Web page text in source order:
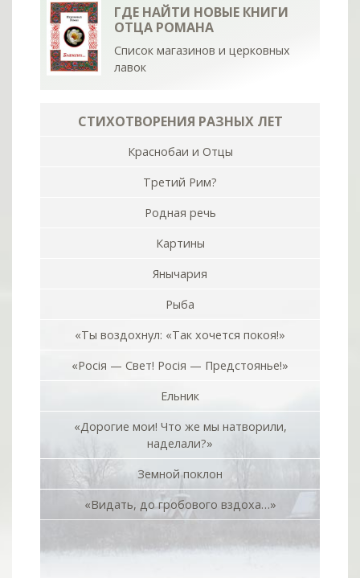
ГДЕ НАЙТИ НОВЫЕ КНИГИ
ОТЦА РОМАНА
Список магазинов и церковных
лавок
СТИХОТВОРЕНИЯ РАЗНЫХ ЛЕТ
Краснобаи и Отцы
Третий Рим?
Родная речь
Картины
Янычария
Рыба
«Ты воздохнул: «Так хочется покоя!»
«Росiя — Свет! Росiя — Предстоянье!»
Ельник
«Дорогие мои! Что же мы натворили,
наделали?»
Земной поклон
«Видать, до гробового вздоха…»